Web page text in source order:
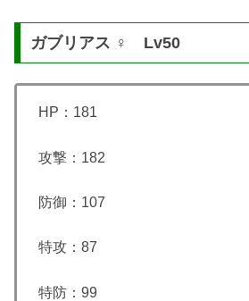
ガブリアス ♀ Lv50
HP：181
攻撃：182
防御：107
特攻：87
特防：99